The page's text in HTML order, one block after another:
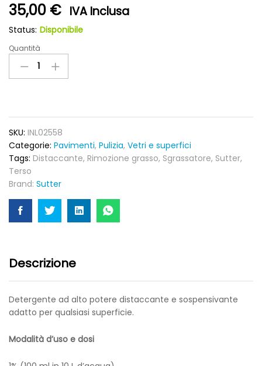
35,00 € IVA Inclusa
Status: Disponibile
Terso
Detergente
ad
distaccante
e
sospensivante
adatto
per
qualsiasi
quantity
Quantità
SKU: INL02558
Categorie: Pavimenti, Pulizia, Vetri e superfici
Tags: Distaccante, Rimozione grasso, Sgrassatore, Sutter,
Terso
Brand: Sutter
Descrizione
Detergente ad alto potere distaccante e sospensivante
adatto per qualsiasi superficie.
Modalità d’uso e dosi